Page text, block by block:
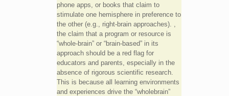
phone apps, or books that claim to
stimulate one hemisphere in preference to
the other (e.g., right-brain approaches). ,
the claim that a program or resource is
“whole-brain” or “brain-based” in its
approach should be a red flag for
educators and parents, especially in the
absence of rigorous scientific research.
This is because all learning environments
and experiences drive the “wholebrain”